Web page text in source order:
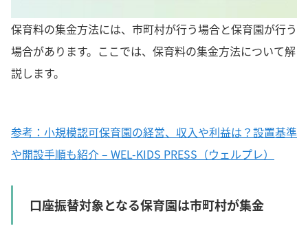
保育料の集金方法には、市町村が行う場合と保育園が行う
場合があります。ここでは、保育料の集金方法について解
説します。
参考：小規模認可保育園の経営、収入や利益は？設置基準
や開設手順も紹介 – WEL-KIDS PRESS（ウェルプレ）
口座振替対象となる保育園は市町村が集金